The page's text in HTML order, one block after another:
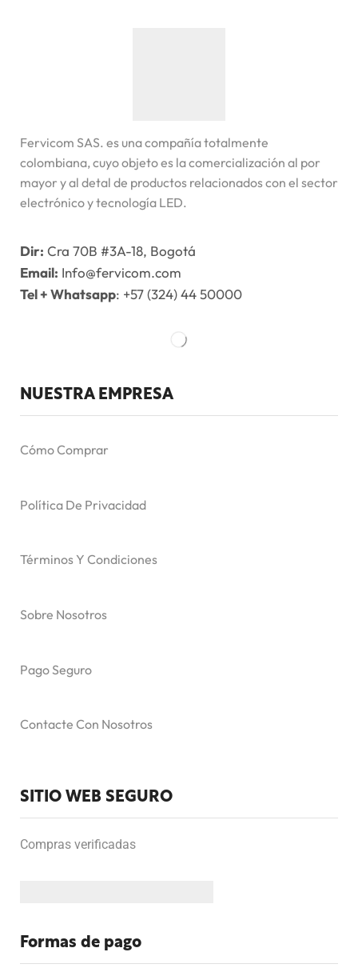
Fervicom SAS. es una compañía totalmente
colombiana, cuyo objeto es la comercialización al por
mayor y al detal de productos relacionados con el sector
electrónico y tecnología LED.
Dir: Cra 70B #3A-18, Bogotá
Email: Info@fervicom.com
Tel + Whatsapp: +57 (324) 44 50000
NUESTRA EMPRESA
Cómo Comprar
Política De Privacidad
Términos Y Condiciones
Sobre Nosotros
Pago Seguro
Contacte Con Nosotros
SITIO WEB SEGURO
Compras verificadas
Formas de pago